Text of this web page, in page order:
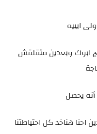
ايييه
ابوك وبعدين متقلقش
يحصل
هناخد كل احتياطتنا